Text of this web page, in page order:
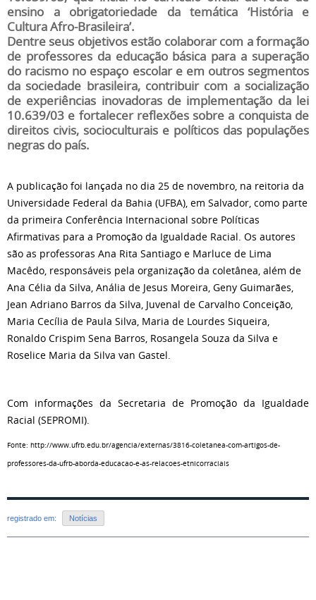
ensino a obrigatoriedade da temática ‘História e
Cultura Afro-Brasileira’.
Dentre seus objetivos estão colaborar com a formação
de professores da educação básica para a superação
do racismo no espaço escolar e em outros segmentos
da sociedade brasileira, contribuir com a socialização
de experiências inovadoras de implementação da lei
10.639/03 e fortalecer reflexões sobre a conquista de
direitos civis, socioculturais e políticos das populações
negras do país.
A publicação foi lançada no dia 25 de novembro, na reitoria da
Universidade Federal da Bahia (UFBA), em Salvador, como parte
da primeira Conferência Internacional sobre Políticas
Afirmativas para a Promoção da Igualdade Racial. Os autores
são as professoras Ana Rita Santiago e Marluce de Lima
Macêdo, responsáveis pela organização da coletânea, além de
Ana Célia da Silva, Anália de Jesus Moreira, Geny Guimarães,
Jean Adriano Barros da Silva, Juvenal de Carvalho Conceição,
Maria Cecília de Paula Silva, Maria de Lourdes Siqueira,
Ronaldo Crispim Sena Barros, Rosangela Souza da Silva e
Roselice Maria da Silva van Gastel.
Com informações da Secretaria de Promoção da Igualdade
Racial (SEPROMI).
Fonte: http://www.ufrb.edu.br/agencia/externas/3816-coletanea-com-artigos-de-
professores-da-ufrb-aborda-educacao-e-as-relacoes-etnicorraciais
registrado em: Notícias